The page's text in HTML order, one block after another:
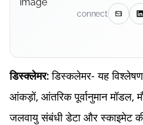
connect
डिस्क्लेमर:डिस्कलेमर- यह
आंकड़ों, आंतरिक पूर्वानुमान मॉडल,
जलवायु संबंधी डेटा और स्काइमेट